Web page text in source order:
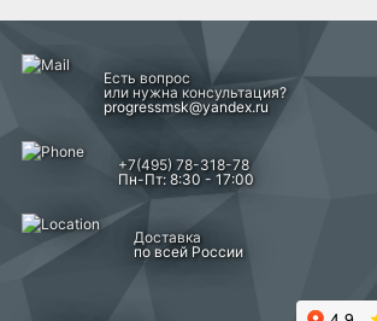
Есть вопрос
или нужна консультация?
progressmsk@yandex.ru
+7(495) 78-318-78
Пн-Пт: 8:30 - 17:00
Доставка
по всей России